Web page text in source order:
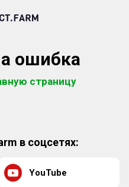
ошибка
страницу
в соцсетях:
YouTube